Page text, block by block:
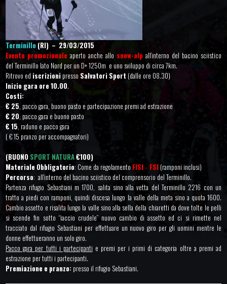
Terminillo (RI) – 29/03/2015
Evento promozionale aperto anche allo snow-alp all’interno del bacino sciistico
del Terminillo lato Nord per un D+ 1250m e uno sviluppo di circa 7km.
Ritrovo ed iscrizioni presso Salvatori Sport (dalle ore 08.30)
Inizio gara ore 10.00.
Costi:
€ 25, pacco gara, buono pasto e partecipazione premi ad estrazione
€ 20, pacco gara e buono pasto
€ 15, raduno e pacco gara
( € 15 pranzo per accompagnatori)
(BUONO SPORT NATURA€100)
Materiale Obbligatorio: Come da regolamento FISI– FSI (ramponi inclusi)
Percorso: all’interno del bacino sciistico del comprensorio del Terminillo.
Partenza rifugio Sebastiani m 1700, salita sino alla vetta del Terminillo 2216 con un
tratto a piedi con ramponi, quindi discesa lungo la valle della meta sino a quota 1600.
Cambio assetto e risalita lungo la valle sino alla sella della chiaretti da dove tolte le pelli
si scende fin sotto “iaccio crudele” nuovo cambio di assetto ed ci si rimette nel
tracciato dal rifugio Sebastiani per effettuare un nuovo giro per gli uomini mentre le
donne effettueranno un solo giro.
Pacco gara per tutti i partecipanti e premi per i primi di categoria oltre a premi ad
estrazione per tutti i partecipanti.
Premiazione e pranzo: presso il rifugio Sebastiani.